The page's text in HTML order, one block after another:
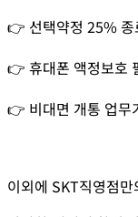
👉 선택약정 25% 종
👉 휴대폰 액정보호
👉 비대면 개통 업무
이외에 SKT직영점만